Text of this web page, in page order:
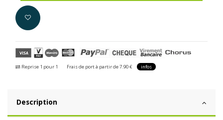
Reprise 1 pour 1 Frais de port à partir de 7.90 € infos
Description